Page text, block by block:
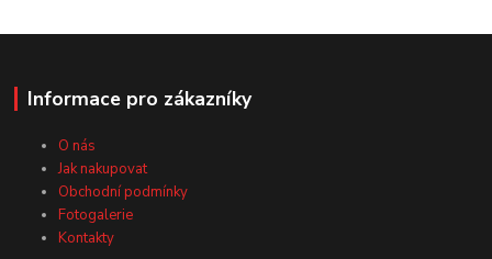
Informace pro zákazníky
O nás
Jak nakupovat
Obchodní podmínky
Fotogalerie
Kontakty